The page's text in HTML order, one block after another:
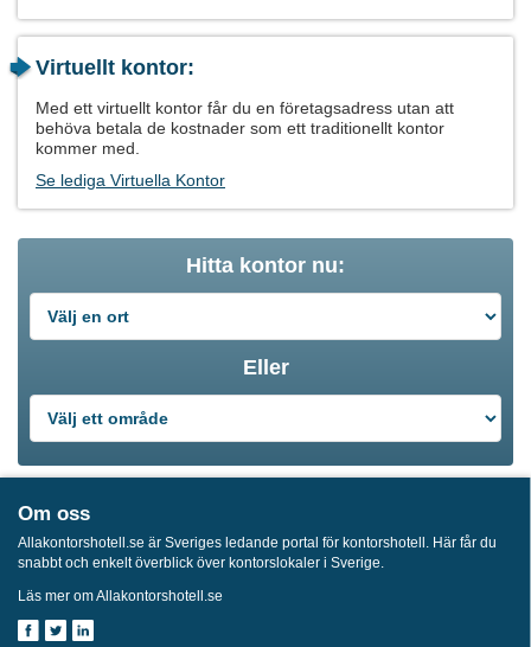
Virtuellt kontor:
Med ett virtuellt kontor får du en företagsadress utan att
behöva betala de kostnader som ett traditionellt kontor
kommer med.
Se lediga Virtuella Kontor
Hitta kontor nu:
Eller
Om oss
Allakontorshotell.se är Sveriges ledande portal för kontorshotell. Här får du
snabbt och enkelt överblick över kontorslokaler i Sverige.
Läs mer om Allakontorshotell.se